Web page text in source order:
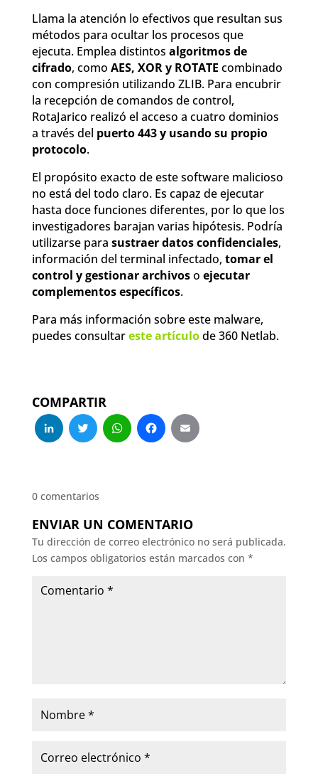
Llama la atención lo efectivos que resultan sus
métodos para ocultar los procesos que
ejecuta. Emplea distintos algoritmos de
cifrado, como AES, XOR y ROTATE combinado
con compresión utilizando ZLIB. Para encubrir
la recepción de comandos de control,
RotaJarico realizó el acceso a cuatro dominios
a través del puerto 443 y usando su propio
protocolo.
El propósito exacto de este software malicioso
no está del todo claro. Es capaz de ejecutar
hasta doce funciones diferentes, por lo que los
investigadores barajan varias hipótesis. Podría
utilizarse para sustraer datos confidenciales,
información del terminal infectado, tomar el
control y gestionar archivoso ejecutar
complementos específicos.
Para más información sobre este malware,
puedes consultareste artículode 360 Netlab.
COMPARTIR
LinkedIn
Twitter
WhatsApp
Facebook
0 comentarios
ENVIAR UN COMENTARIO
Tu dirección de correo electrónico no será publicada.
Los campos obligatorios están marcados con *